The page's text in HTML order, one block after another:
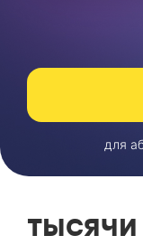
для
тысячи